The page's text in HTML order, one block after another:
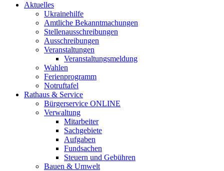
Aktuelles
Ukrainehilfe
Amtliche Bekanntmachungen
Stellenausschreibungen
Ausschreibungen
Veranstaltungen
Veranstaltungsmeldung
Wahlen
Ferienprogramm
Notruftafel
Rathaus & Service
Bürgerservice ONLINE
Verwaltung
Mitarbeiter
Sachgebiete
Aufgaben
Fundsachen
Steuern und Gebühren
Bauen & Umwelt